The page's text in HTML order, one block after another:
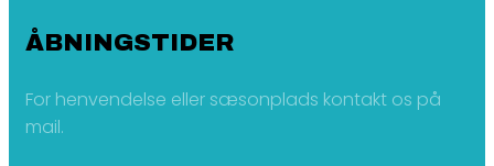
ÅBNINGSTIDER
For henvendelse eller sæsonplads kontakt os på
mail.